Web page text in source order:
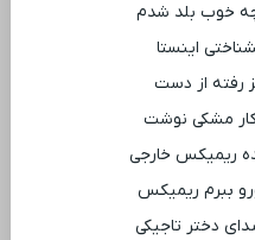
خوب بلد شدم
اینستا
رفته از دست
مشکی نوشت
ریمیکس خارجی
ببرم ریمیکس
دختر تاجیکی